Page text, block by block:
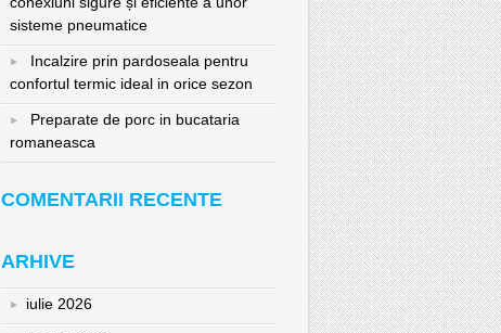
sisteme pneumatice
Incalzire prin pardoseala pentru
confortul termic ideal in orice sezon
Preparate de porc in bucataria
romaneasca
COMENTARII RECENTE
ARHIVE
iulie 2026